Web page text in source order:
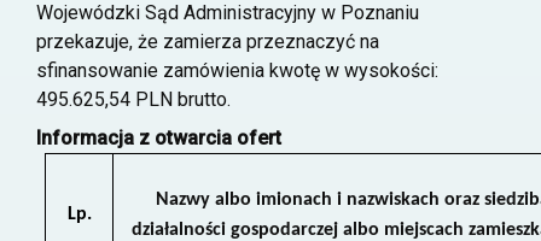
Wojewódzki Sąd Administracyjny w Poznaniu
przekazuje, że zamierza przeznaczyć na
sfinansowanie zamówienia kwotę w wysokości:
495.625,54 PLN brutto.
Informacja z otwarcia ofert
Lp.
Nazwy albo imionach i nazwiskach oraz
działalności gospodarczej albo miejscach